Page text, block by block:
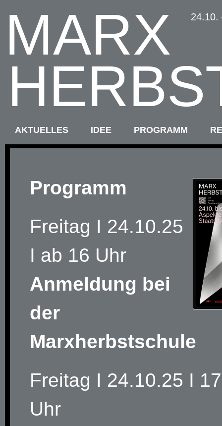
MARX 24.10.
AKTUELLES IDEE PROGRAMM
Programm
Freitag I 24.10.25
I ab 16 Uhr
Anmeldung bei
der
Marxherbstschule
Freitag I 24.10.25 I
Uhr